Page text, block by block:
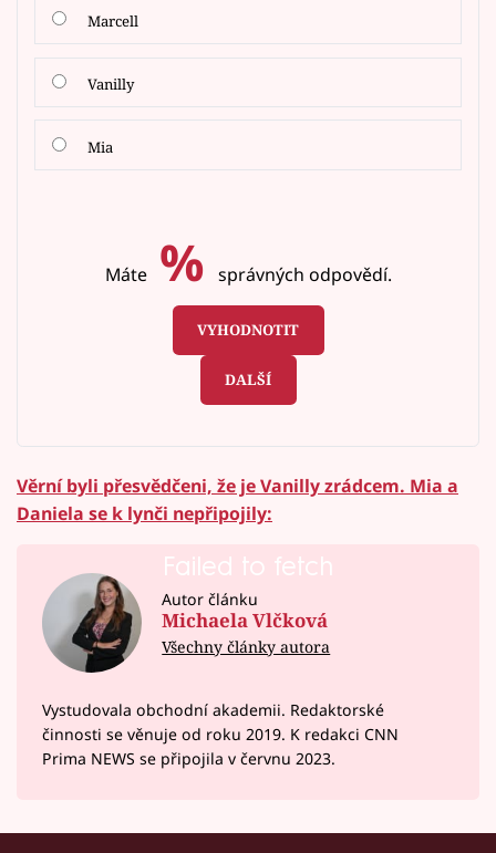
Marcell
Vanilly
Mia
Máte % správných odpovědí.
VYHODNOTIT
DALŠÍ
Věrní byli přesvědčeni, že je Vanilly zrádcem. Mia a
Daniela se k lynči nepřipojily:
Failed to fetch
Autor článku
Michaela Vlčková
Všechny články autora
Vystudovala obchodní akademii. Redaktorské
činnosti se věnuje od roku 2019. K redakci CNN
Prima NEWS se připojila v červnu 2023.